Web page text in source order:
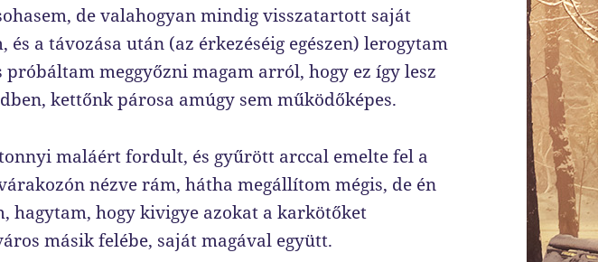
de valahogyan mindig visszatartott saját
és a távozása után (az érkezéséig egészen) lerogytam
próbáltam meggyőzni magam arról, hogy ez így lesz
kettőnk párosa amúgy sem működőképes.
maláért fordult, és gyűrött arccal emelte fel a
nézve rám, hátha megállítom mégis, de én
hagytam, hogy kivigye azokat a karkötőket
másik felébe, saját magával együtt.